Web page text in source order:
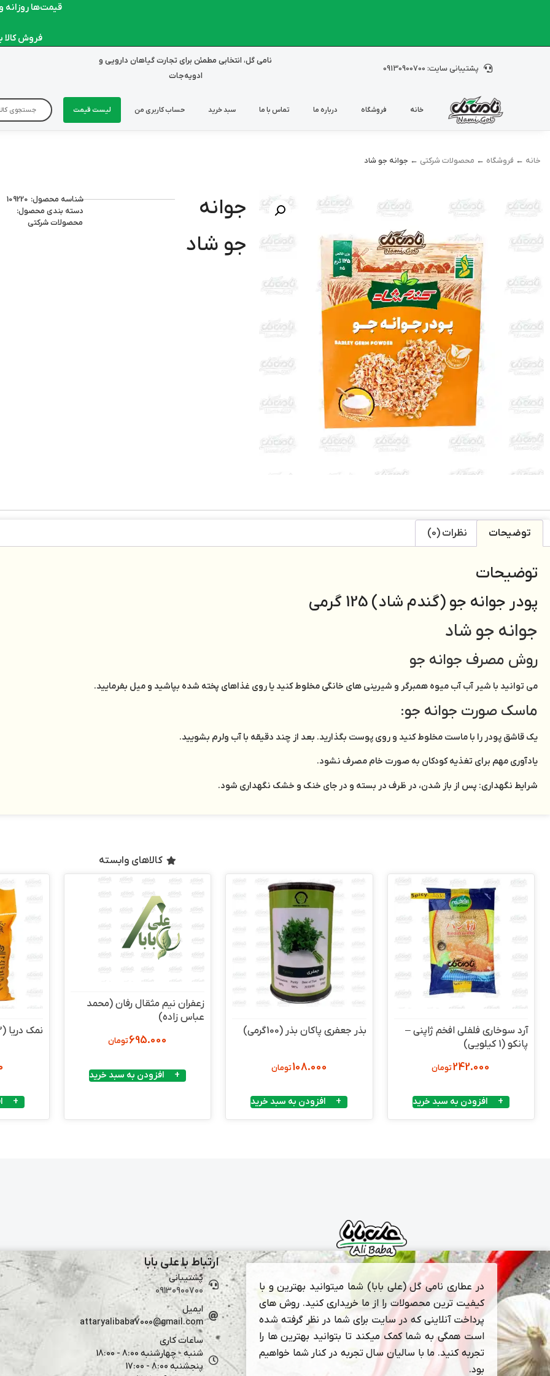
قیمت‌ها روزانه و
فروش کالا به
پشتیبانی سایت: 09130900700
نامی گل، انتخابی مطمئن برای تجارت گیاهان دارویی و
ادویه‌جات
خانه فروشگاه درباره ما تماس با ما سبد خرید حساب کاربری من لیست قیمت
خانه ← فروشگاه ← محصولات شرکتی ← جوانه جو شاد
جوانه
جو شاد
شناسه محصول: 109220
دسته بندی محصول:
محصولات شرکتی
توضیحات نظرات (0)
توضیحات
پودر جوانه جو (گندم شاد) 125 گرمی
جوانه جو شاد
روش مصرف جوانه جو
می توانید با شیر آب آب میوه همبرگر و شیرینی های خانگی مخلوط کنید یا روی غذاهای پخته شده بپاشید و میل بفرمایید.
ماسک صورت جوانه جو:
یک قاشق پودر را با ماست مخلوط کنید و روی پوست بگذارید. بعد از چند دقیقه با آب ولرم بشویید.
یادآوری مهم برای تغذیه کودکان به صورت خام مصرف نشود.
شرایط نگهداری: پس از باز شدن، در ظرف در بسته و در جای خنک و خشک نگهداری شود.
کالاهای وابسته
آرد سوخاری فلفلی افخم ژاپنی –
پانکو (1 کیلویی)
242.000تومان
افزودن به سبد خرید
بذر جعفری پاکان بذر (100گرمی)
108.000تومان
افزودن به سبد خرید
زعفران نیم مثقال رفان (محمد
عباس زاده)
695.000تومان
افزودن به سبد خرید
نمک دریا (2 کیلویی)
در عطاری نامی گل (علی بابا) شما میتوانید بهترین و با
کیفیت ترین محصولات را از ما خریداری کنید. روش های
پرداخت آنلاینی که در سایت برای شما در نظر گرفته شده
است همگی به شما کمک میکند تا بتوانید بهترین ها را
تجربه کنید. ما با سالیان سال تجربه در کنار شما خواهیم
بود.
ارتباط با علی بابا
پشتیبانی
09130900700
ایمیل
attaryalibaba7000@gmail.com
ساعات کاری
شنبه - چهارشنبه 8:00 - 18:00
پنجشنبه 8:00 - 17:00